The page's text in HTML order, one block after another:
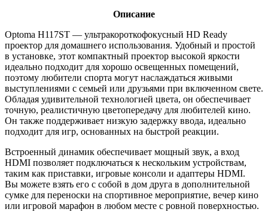
Описание
Optoma H117ST — ультракороткофокусный HD Ready
проектор для домашнего использования. Удобный и простой
в установке, этот компактный проектор высокой яркости
идеально подходит для хорошо освещенных помещений,
поэтому любители спорта могут наслаждаться живыми
выступлениями с семьей или друзьями при включенном свете.
Обладая удивительной технологией цвета, он обеспечивает
точную, реалистичную цветопередачу для любителей кино.
Он также поддерживает низкую задержку ввода, идеально
подходит для игр, основанных на быстрой реакции.
Встроенный динамик обеспечивает мощный звук, а вход
HDMI позволяет подключаться к нескольким устройствам,
таким как приставки, игровые консоли и адаптеры HDMI.
Вы можете взять его с собой в дом друга в дополнительной
сумке для переноски на спортивное мероприятие, вечер кино
или игровой марафон в любом месте с ровной поверхностью.